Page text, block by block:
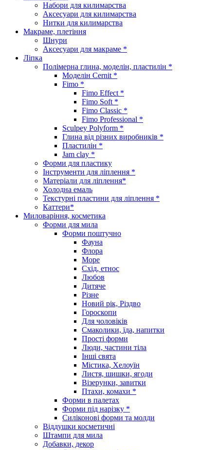
Набори для килимарства
Аксесуари для килимарства
Нитки для килимарства
Макраме, плетіння
Шнури
Аксесуари для макраме *
Ліпка
Полімерна глина, моделін, пластилін *
Моделін Cernit *
Fimo *
Fimo Effect *
Fimo Soft *
Fimo Classic *
Fimo Professional *
Sculpey Polyform *
Глина від різних виробників *
Пластилін *
Jam clay *
Форми для пластику
Інструменти для ліплення *
Матеріали для ліплення*
Холодна емаль
Текстурні пластини для ліплення *
Каттери*
Миловаріння, косметика
Форми для мила
Форми поштучно
Фауна
Флора
Море
Схід, етнос
Любов
Дитяче
Різне
Новий рік, Різдво
Гороскопи
Для чоловіків
Смаколики, їда, напитки
Прості форми
Люди, частини тіла
Інші свята
Містика, Хелоуїн
Листя, шишки, ягоди
Візерунки, завитки
Птахи, комахи *
Форми в палетах
Форми під нарізку *
Силіконові форми та молди
Віддушки косметичні
Штампи для мила
Добавки, декор